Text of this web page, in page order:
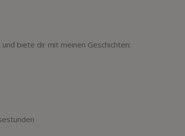
biete dir mit meinen Geschichten: